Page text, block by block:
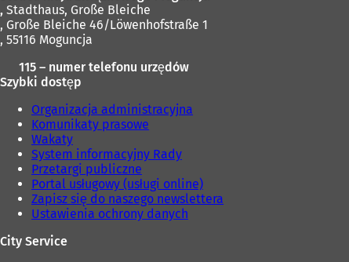
, Stadthaus, Große Bleiche
, Große Bleiche 46/Löwenhofstraße 1
, 55116 Moguncja
115 – numer telefonu urzędów
Szybki dostęp
Organizacja administracyjna
Komunikaty prasowe
Wakaty
System informacyjny Rady
Przetargi publiczne
Portal usługowy (usługi online)
Zapisz się do naszego newslettera
Ustawienia ochrony danych
City Service